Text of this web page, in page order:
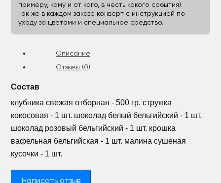
примеру, кому и от кого, в честь какого события).
Так же в каждом заказе конверт с инструкцией по
уходу за цветами и специальное средство.
Описание
Отзывы (0)
Состав
клубника свежая отборная - 500 гр. стружка
кокосовая - 1 шт. шоколад белый бельгийский - 1 шт.
шоколад розовый бельгийский - 1 шт. крошка
вафельная бельгийская - 1 шт. малина сушеная
кусочки - 1 шт.
Написать отзыв